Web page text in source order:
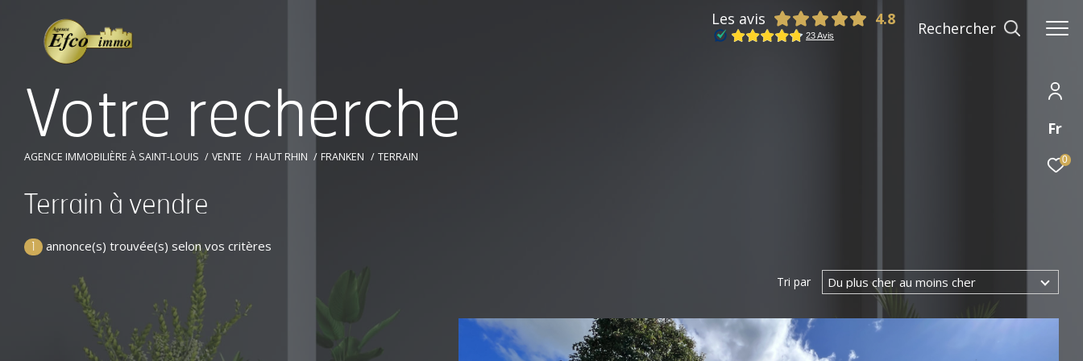
Fr
0
Les avis Rechercher
Votre recherche
AGENCE IMMOBILIÈRE À SAINT-LOUIS VENTE HAUT RHIN FRANKEN TERRAIN
Terrain à vendre
annonce(s) trouvée(s) selon vos critères
Tri par Du plus cher au moins cher